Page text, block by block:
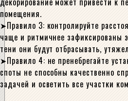
помещения.
Правило 3: контролируйте
чаще и ритмичнее зафиксированы
тени они будут отбрасывать,
Правило 4: не пренебрегайте
споты не способны качественно
задачей и осветить все участки